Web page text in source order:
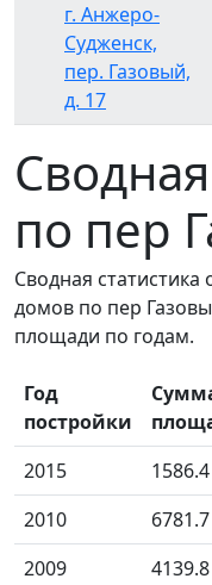
г. Анжеро-
Судженск,
пер. Газовый,
д. 17
по пер
Сводная
домов по пер
площади по годам.
Год
постройки
2015
1586.4
2010
6781.7
2009
4139.8